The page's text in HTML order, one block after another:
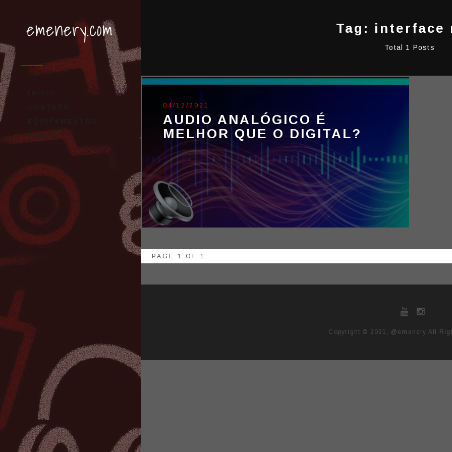
PRE4FET
Tag: interface
Total 1 Posts
04/12/2021
AUDIO ANALÓGICO É
MELHOR QUE O DIGITAL?
PAGE 1 OF 1
Copyright © 2021, @emenery All